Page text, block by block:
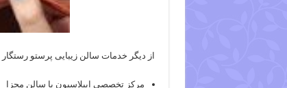
از دیگر خدمات سالن زیبایی پرستو رستگار
مرکز تخصصی اپیلاسیون با سالن مجزا